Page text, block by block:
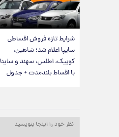
شرایط تازه فروش اقساطی
سایپا اعلام شد؛ شاهین،
کوییک، اطلس، سهند و ساینا
با اقساط بلندمدت + جدول